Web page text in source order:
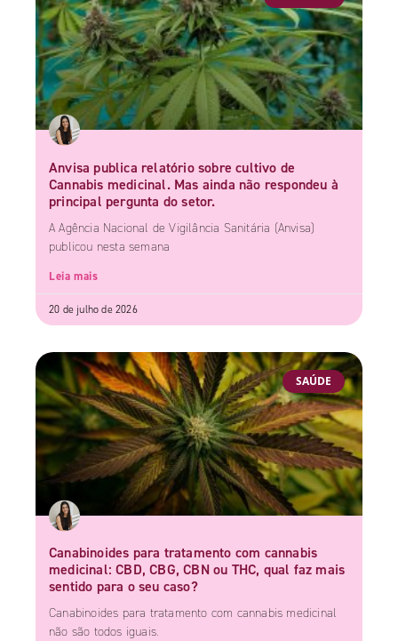
Anvisa publica relatório sobre cultivo de
Cannabis medicinal. Mas ainda não respondeu à
principal pergunta do setor.
A Agência Nacional de Vigilância Sanitária (Anvisa)
publicou nesta semana
Leia mais
20 de julho de 2026
SAÚDE
Canabinoides para tratamento com cannabis
medicinal: CBD, CBG, CBN ou THC, qual faz mais
sentido para o seu caso?
Canabinoides para tratamento com cannabis medicinal
não são todos iguais.